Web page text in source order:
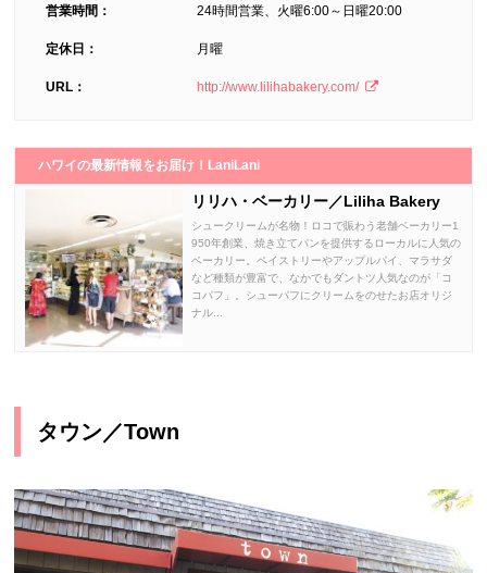
営業時間： 24時間営業、火曜6:00～日曜20:00
定休日： 月曜
URL： http://www.lilihabakery.com/
ハワイの最新情報をお届け！LaniLani
リリハ・ベーカリー／Liliha Bakery
シュークリームが名物！ロコで賑わう老舗ベーカリー1
950年創業、焼き立てパンを提供するローカルに人気の
ベーカリー。ペイストリーやアップルパイ、マラサダ
など種類が豊富で、なかでもダントツ人気なのが「コ
コパフ」。シューパフにクリームをのせたお店オリジ
ナル...
タウン／Town